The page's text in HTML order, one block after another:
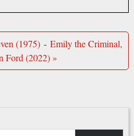
(1975) - Emily the Criminal,
Ford (2022) »